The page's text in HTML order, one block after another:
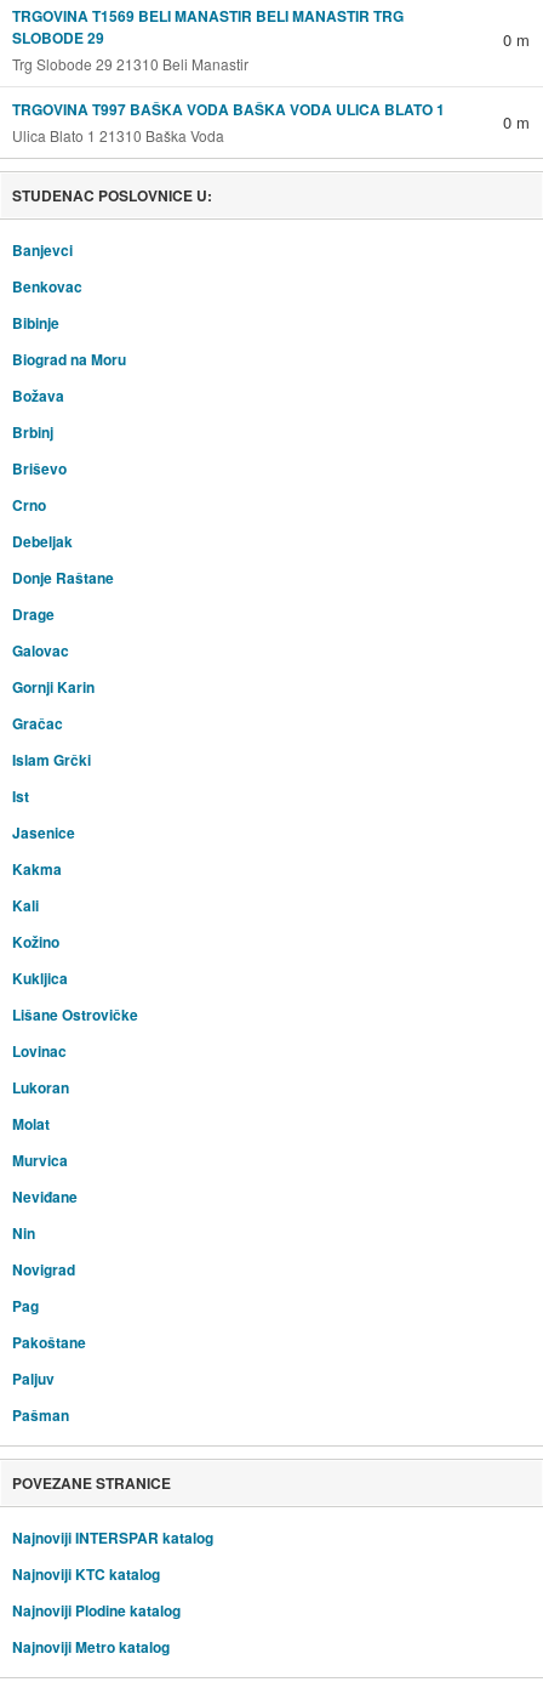
TRGOVINA T1569 BELI MANASTIR BELI MANASTIR TRG
SLOBODE 29
Trg Slobode 29 21310 Beli Manastir
0 m
TRGOVINA T997 BAŠKA VODA BAŠKA VODA ULICA BLATO 1
Ulica Blato 1 21310 Baška Voda
0 m
STUDENAC POSLOVNICE U:
Banjevci
Benkovac
Bibinje
Biograd na Moru
Božava
Brbinj
Briševo
Crno
Debeljak
Donje Raštane
Drage
Galovac
Gornji Karin
Gračac
Islam Grčki
Ist
Jasenice
Kakma
Kali
Kožino
Kukljica
Lišane Ostrovičke
Lovinac
Lukoran
Molat
Murvica
Neviđane
Nin
Novigrad
Pag
Pakoštane
Paljuv
Pašman
POVEZANE STRANICE
Najnoviji INTERSPAR katalog
Najnoviji KTC katalog
Najnoviji Plodine katalog
Najnoviji Metro katalog